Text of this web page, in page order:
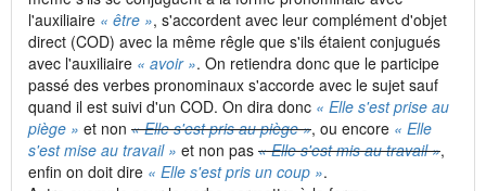
l'auxiliaire « être », s'accordent avec leur complément d'objet
direct (COD) avec la même rêgle que s'ils étaient conjugués
avec l'auxiliaire « avoir ». On retiendra donc que le participe
passé des verbes pronominaux s'accorde avec le sujet sauf
quand il est suivi d'un COD. On dira donc « Elle s'est prise au
piège » et non « Elle s'est pris au piège », ou encore « Elle
s'est mise au travail » et non pas « Elle s'est mis au travail »,
enfin on doit dire « Elle s'est pris un coup ».